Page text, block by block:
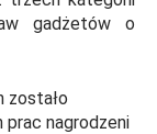
gadżetów o
zostało
nagrodzeni